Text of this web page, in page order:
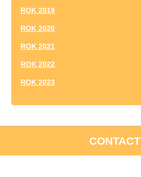
ROK 2019
ROK 2020
ROK 2021
ROK 2022
ROK 2023
CONTACT